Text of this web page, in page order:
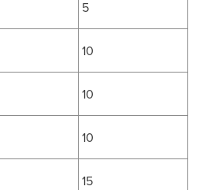
5
10
10
10
15